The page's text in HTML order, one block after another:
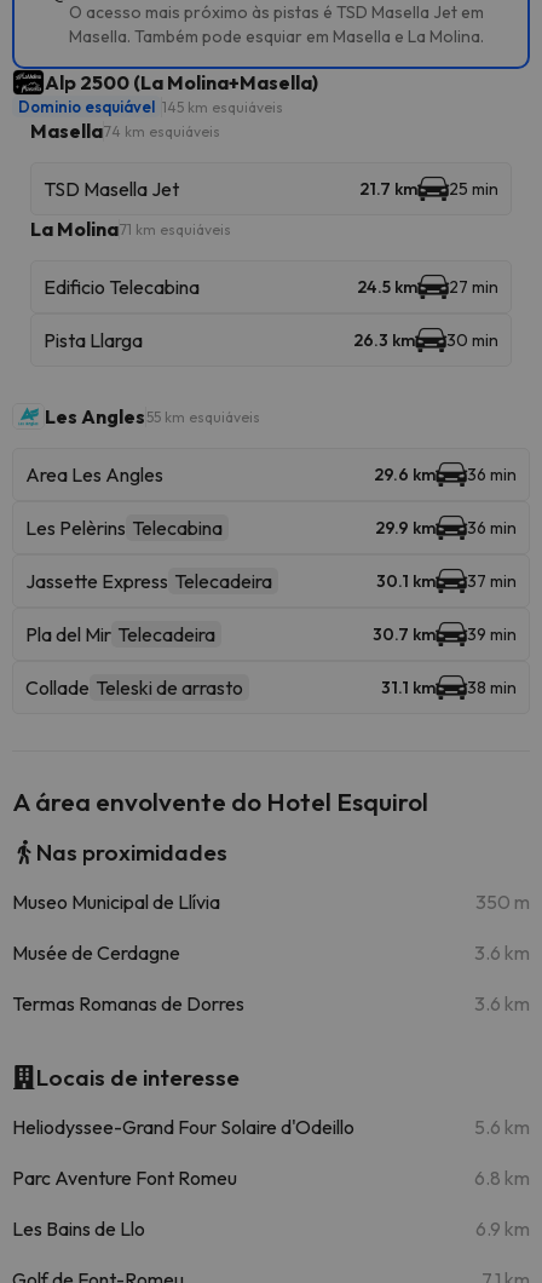
O acesso mais próximo às pistas é TSD Masella Jet em
Masella. Também pode esquiar em Masella e La Molina.
Alp 2500 (La Molina+Masella)
Dominio esquiável 145 km esquiáveis
Masella74 km esquiáveis
TSD Masella Jet 21.7 km 25 min
La Molina71 km esquiáveis
Edificio Telecabina 24.5 km 27 min
Pista Llarga 26.3 km 30 min
Les Angles 55 km esquiáveis
Area Les Angles 29.6 km 36 min
Les Pelèrins Telecabina 29.9 km 36 min
Jassette Express Telecadeira 30.1 km 37 min
Pla del Mir Telecadeira 30.7 km 39 min
Collade Teleski de arrasto 31.1 km 38 min
A área envolvente do Hotel Esquirol
Nas proximidades
Museo Municipal de Llívia 350 m
Musée de Cerdagne 3.6 km
Termas Romanas de Dorres 3.6 km
Locais de interesse
Heliodyssee-Grand Four Solaire d'Odeillo 5.6 km
Parc Aventure Font Romeu 6.8 km
Les Bains de Llo 6.9 km